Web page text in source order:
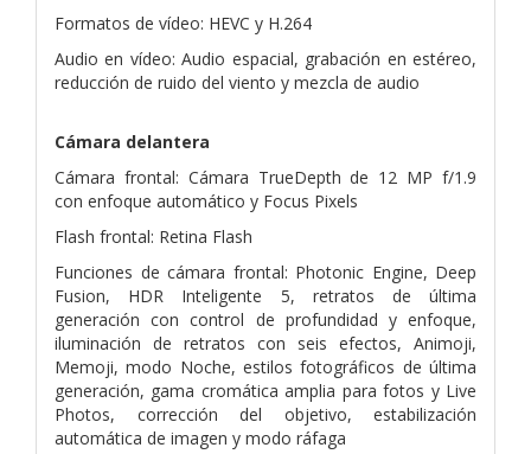
Formatos de vídeo: HEVC y H.264
Audio en vídeo: Audio espacial, grabación en estéreo,
reducción de ruido del viento y mezcla de audio
Cámara delantera
Cámara frontal: Cámara TrueDepth de 12 MP f/1.9
con enfoque automático y Focus Pixels
Flash frontal: Retina Flash
Funciones de cámara frontal: Photonic Engine, Deep
Fusion, HDR Inteligente 5, retratos de última
generación con control de profundidad y enfoque,
iluminación de retratos con seis efectos, Animoji,
Memoji, modo Noche, estilos fotográficos de última
generación, gama cromática amplia para fotos y Live
Photos, corrección del objetivo, estabilización
automática de imagen y modo ráfaga